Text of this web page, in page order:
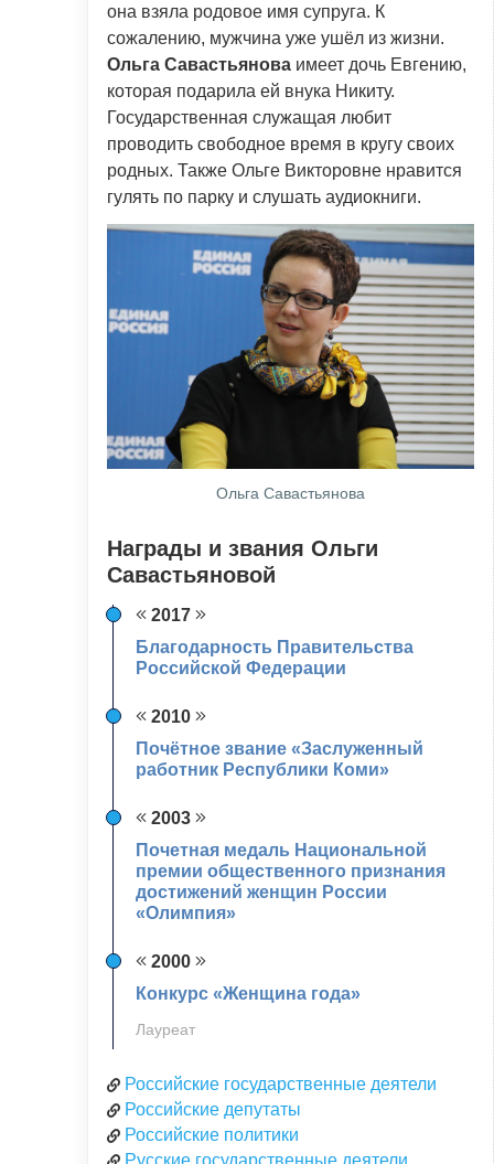
она взяла родовое имя супруга. К
сожалению, мужчина уже ушёл из жизни.
Ольга Савастьянова имеет дочь Евгению,
которая подарила ей внука Никиту.
Государственная служащая любит
проводить свободное время в кругу своих
родных. Также Ольге Викторовне нравится
гулять по парку и слушать аудиокниги.
Ольга Савастьянова
Награды и звания Ольги
Савастьяновой
2017
Благодарность Правительства
Российской Федерации
2010
Почётное звание «Заслуженный
работник Республики Коми»
2003
Почетная медаль Национальной
премии общественного признания
достижений женщин России
«Олимпия»
2000
Конкурс «Женщина года»
Лауреат
Российские государственные деятели
Российские депутаты
Российские политики
Русские государственные деятели